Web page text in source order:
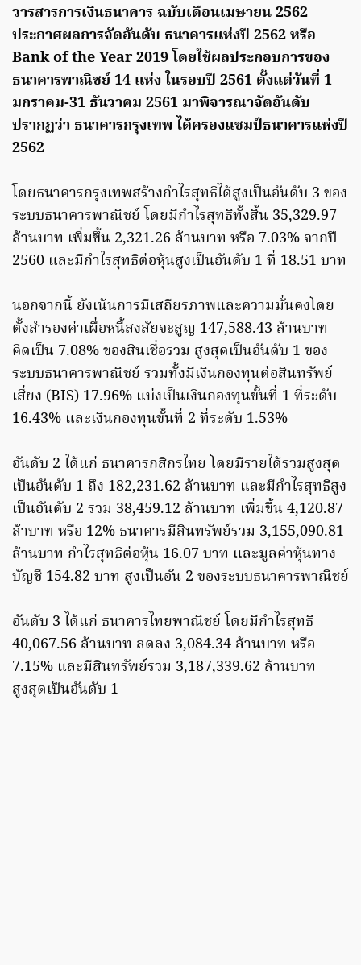
วารสารการเงินธนาคาร ฉบับเดือนเมษายน 2562
ประกาศผลการจัดอันดับ ธนาคารแห่งปี 2562 หรือ
Bank of the Year 2019 โดยใช้ผลประกอบการของ
ธนาคารพาณิชย์ 14 แห่ง ในรอบปี 2561 ตั้งแต่วันที่ 1
มกราคม-31 ธันวาคม 2561 มาพิจารณาจัดอันดับ
ปรากฏว่า ธนาคารกรุงเทพ ได้ครองแชมป์ธนาคารแห่งปี
2562
โดยธนาคารกรุงเทพสร้างกำไรสุทธิได้สูงเป็นอันดับ 3 ของ
ระบบธนาคารพาณิชย์ โดยมีกำไรสุทธิทั้งสิ้น 35,329.97
ล้านบาท เพิ่มขึ้น 2,321.26 ล้านบาท หรือ 7.03% จากปี
2560 และมีกำไรสุทธิต่อหุ้นสูงเป็นอันดับ 1 ที่ 18.51 บาท
นอกจากนี้ ยังเน้นการมีเสถียรภาพและความมั่นคงโดย
ตั้งสำรองค่าเผื่อหนี้สงสัยจะสูญ 147,588.43 ล้านบาท
คิดเป็น 7.08% ของสินเชื่อรวม สูงสุดเป็นอันดับ 1 ของ
ระบบธนาคารพาณิชย์ รวมทั้งมีเงินกองทุนต่อสินทรัพย์
เสี่ยง (BIS) 17.96% แบ่งเป็นเงินกองทุนขั้นที่ 1 ที่ระดับ
16.43% และเงินกองทุนขั้นที่ 2 ที่ระดับ 1.53%
อันดับ 2 ได้แก่ ธนาคารกสิกรไทย โดยมีรายได้รวมสูงสุด
เป็นอันดับ 1 ถึง 182,231.62 ล้านบาท และมีกำไรสุทธิสูง
เป็นอันดับ 2 รวม 38,459.12 ล้านบาท เพิ่มขึ้น 4,120.87
ล้าบาท หรือ 12% ธนาคารมีสินทรัพย์รวม 3,155,090.81
ล้านบาท กำไรสุทธิต่อหุ้น 16.07 บาท และมูลค่าหุ้นทาง
บัญชี 154.82 บาท สูงเป็นอัน 2 ของระบบธนาคารพาณิชย์
อันดับ 3 ได้แก่ ธนาคารไทยพาณิชย์ โดยมีกำไรสุทธิ
40,067.56 ล้านบาท ลดลง 3,084.34 ล้านบาท หรือ
7.15% และมีสินทรัพย์รวม 3,187,339.62 ล้านบาท
สูงสุดเป็นอันดับ 1